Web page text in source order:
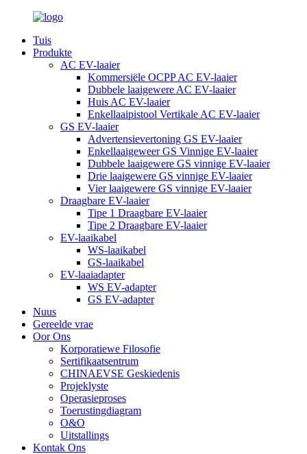
Tuis
Produkte
AC EV-laaier
Kommersiële OCPP AC EV-laaier
Dubbele laaigewere AC EV-laaier
Huis AC EV-laaier
Enkellaaipistool Vertikale AC EV-laaier
GS EV-laaier
Advertensievertoning GS EV-laaier
Enkellaaigeweer GS Vinnige EV-laaier
Dubbele laaigewere GS vinnige EV-laaier
Drie laaigewere GS vinnige EV-laaier
Vier laaigewere GS vinnige EV-laaier
Draagbare EV-laaier
Tipe 1 Draagbare EV-laaier
Tipe 2 Draagbare EV-laaier
EV-laaikabel
WS-laaikabel
GS-laaikabel
EV-laaiadapter
WS EV-adapter
GS EV-adapter
Nuus
Gereelde vrae
Oor Ons
Korporatiewe Filosofie
Sertifikaatsentrum
CHINAEVSE Geskiedenis
Projeklyste
Operasieproses
Toerustingdiagram
O&O
Uitstallings
Kontak Ons